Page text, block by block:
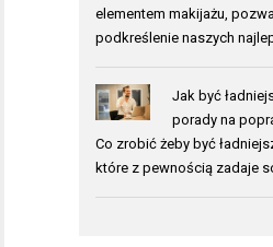
elementem makijażu,
podkreślenie naszych
Jak być
porady na
Co zrobić żeby być
które z pewnością zadaje